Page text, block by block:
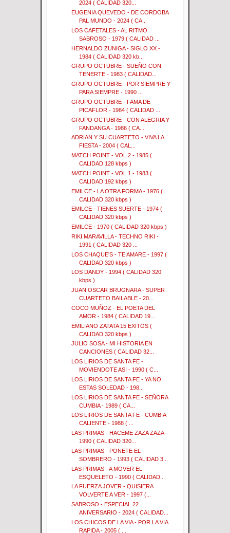
2024 ( CALIDAD 320...
EUGENIA QUEVEDO - DE CORDOBA
PAL MUNDO - 2024 ( CA...
LOS CAFETALES - AL RITMO
SABROSO - 1979 ( CALIDAD ...
HERNALDO ZUNIGA - SIGLO XX -
1984 ( CALIDAD 320 kb...
GRUPO OCTUBRE - SUEÑO CON
TENERTE - 1983 ( CALIDAD...
GRUPO OCTUBRE - POR SIEMPRE Y
PARA SIEMPRE - 1990 ...
GRUPO OCTUBRE - FAMA DE
PICAFLOR - 1984 ( CALIDAD ...
GRUPO OCTUBRE - CON ALEGRIA Y
FANDANGA - 1986 ( CA...
ADRIAN Y SU CUARTETO - VIVA LA
FIESTA - 2004 ( CAL...
MATCH POINT - VOL 2 - 1985 (
CALIDAD 128 kbps )
MATCH POINT - VOL 1 - 1983 (
CALIDAD 192 kbps )
EMILCE - LA OTRA FORMA - 1976 (
CALIDAD 320 kbps )
EMILCE - TIENES SUERTE - 1974 (
CALIDAD 320 kbps )
EMILCE - 1970 ( CALIDAD 320 kbps )
RIKI MARAVILLA - TECHNO RIKI -
1991 ( CALIDAD 320 ...
LOS CHAQUE'S - TE AMARE - 1997 (
CALIDAD 320 kbps )
LOS DANDY - 1994 ( CALIDAD 320
kbps )
JUAN OSCAR BRUGNARA - SUPER
CUARTETO BAILABLE - 20...
COCO MUÑOZ - EL POETA DEL
AMOR - 1984 ( CALIDAD 19...
EMILIANO ZATATA 15 EXITOS (
CALIDAD 320 kbps )
JULIO SOSA - MI HISTORIA EN
CANCIONES ( CALIDAD 32...
LOS LIRIOS DE SANTA FE -
MOVIENDOTE ASI - 1990 ( C...
LOS LIRIOS DE SANTA FE - YA NO
ESTAS SOLEDAD - 198...
LOS LIRIOS DE SANTA FE - SEÑORA
CUMBIA - 1989 ( CA...
LOS LIRIOS DE SANTA FE - CUMBIA
CALIENTE - 1988 ( ...
LAS PRIMAS - HACEME ZAZA ZAZA -
1990 ( CALIDAD 320...
LAS PRIMAS - PONETE EL
SOMBRERO - 1993 ( CALIDAD 3...
LAS PRIMAS - A MOVER EL
ESQUELETO - 1990 ( CALIDAD...
LA FUERZA JOVER - QUISIERA
VOLVERTE A VER - 1997 (...
SABROSO - ESPECIAL 22
ANIVERSARIO - 2024 ( CALIDAD...
LOS CHICOS DE LA VIA - POR LA VIA
RAPIDA - 2005 ( ...